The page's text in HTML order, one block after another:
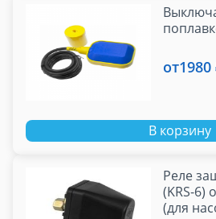
от1980
В корзину
Реле
(KRS-6)
(для